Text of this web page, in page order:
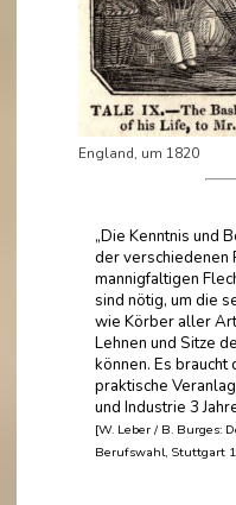
England, um 1820
„Die Kenntnis und
der verschiedenen
mannigfaltigen
sind nötig, um die
wie Körber aller
Lehnen und Sitze
können. Es
praktische
und Industrie 3
[W. Leber / B. Burges:
Berufswahl, Stuttgart